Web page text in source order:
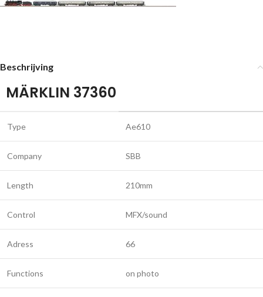
Beschrijving
MÄRKLIN 37360
Type Ae610
Company SBB
Length 210mm
Control MFX/sound
Adress 66
Functions on photo